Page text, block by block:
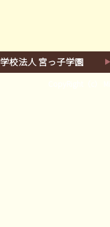
学校法人 宮っ子学園